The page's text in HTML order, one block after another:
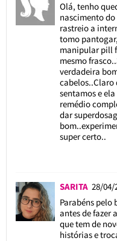
Olá, tenho
nascimento
rastreio a
tomo
manipular pill
mesmo
verdadeira
cabelos..Claro
sentamos e
remédio
dar
super certo..
SARITA 28/04/
Parabéns
antes de fazer
que tem de
histórias e